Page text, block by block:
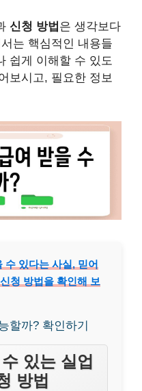
신청 방법 은 생각보다
는 핵심적인 내용들
쉽게 이해할 수 있도
보시고, 필요한 정보
수 있다는 사실, 믿어
청 방법을 확인해 보
할까? 확인하기
있는 실업
방법